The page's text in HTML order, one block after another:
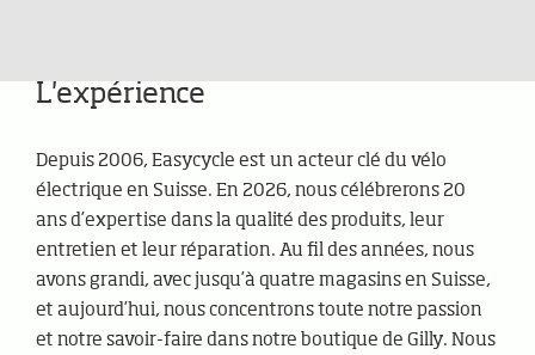
L'expérience
Depuis 2006, Easycycle est un acteur clé du vélo
électrique en Suisse. En 2026, nous célébrerons 20
ans d’expertise dans la qualité des produits, leur
entretien et leur réparation. Au fil des années, nous
avons grandi, avec jusqu’à quatre magasins en Suisse,
et aujourd’hui, nous concentrons toute notre passion
et notre savoir-faire dans notre boutique de Gilly. Nous